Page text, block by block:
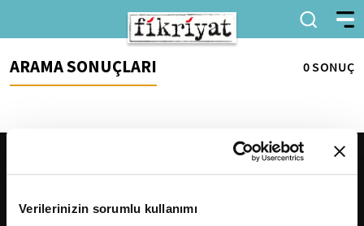
Verilerinizin sorumlu kullanımı
ARAMA SONUÇLARI 0 SONUÇ